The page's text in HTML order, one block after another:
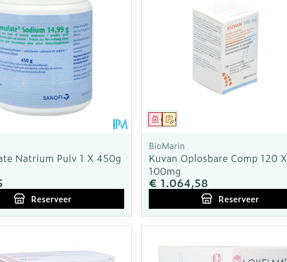
Toon meer
-
Supplementen
Insectenwerende
middelen
Zelfbruiner Scheren
Toon meer
Mondmaskers
Natrium Pulv 1 X 450g
Reserveer
Op voorschrift
Geneesmiddel
BioMarin
Kuvan Oplosbare Comp 120 X
100mg
€ 1.064,58
Reserveer